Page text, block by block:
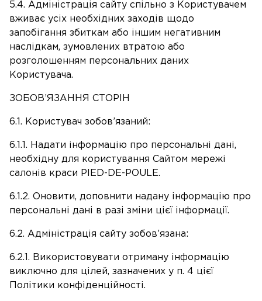
5.4. Адміністрація сайту спільно з Користувачем
вживає усіх необхідних заходів щодо
запобігання збиткам або іншим негативним
наслідкам, зумовлених втратою або
розголошенням персональних даних
Користувача.
ЗОБОВ’ЯЗАННЯ СТОРІН
6.1. Користувач зобов’язаний:
6.1.1. Надати інформацію про персональні дані,
необхідну для користування Сайтом мережі
салонів краси PIED-DE-POULE.
6.1.2. Оновити, доповнити надану інформацію про
персональні дані в разі зміни цієї інформації.
6.2. Адміністрація сайту зобов’язана:
6.2.1. Використовувати отриману інформацію
виключно для цілей, зазначених у п. 4 цієї
Політики конфіденційності.